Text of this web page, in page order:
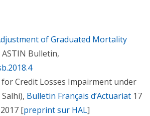
of Graduated Mortality
ASTIN Bulletin,
for Credit Losses Impairment under
Salhi), Bulletin Français d’Actuariat 17
[preprint sur HAL]